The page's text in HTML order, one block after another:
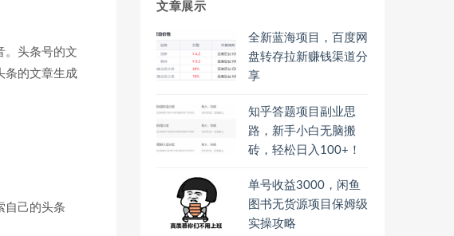
。头条号的文
条的文章生成
自己的头条
文章展示
全新蓝海项目，百度网
盘转存拉新赚钱渠道分
享
知乎答题项目副业思
路，新手小白无脑搬
砖，轻松日入100+！
单号收益3000，闲鱼
图书无货源项目保姆级
实操攻略